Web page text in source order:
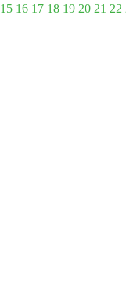
15 16 17 18 19 20 21 22